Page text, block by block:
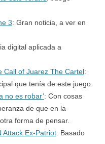
3: Gran noticia, a ver en
digital aplicada a
Call of Juarez The Cartel:
que tenía de este juego.
no es robar’: Con cosas
de que en la
forma de pensar.
Attack Ex-Patriot: Basado